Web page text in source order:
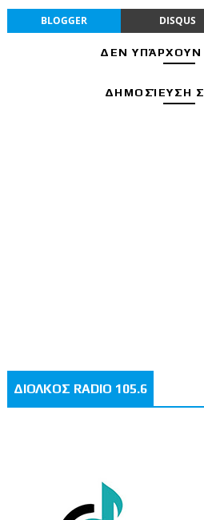
BLOGGER DISQUS
ΔΕΝ ΥΠΆΡΧΟΥΝ
ΔΗΜΟΣΊΕΥΣΗ
ΔΙΟΛΚΟΣ RADIO 105.6